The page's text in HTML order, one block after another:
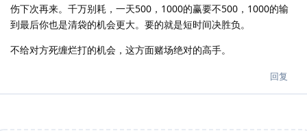
伤下次再来。千万别耗，一天500，1000的赢要不500，1000的输
到最后你也是清袋的机会更大。要的就是短时间决胜负。
不给对方死缠烂打的机会，这方面赌场绝对的高手。
回复